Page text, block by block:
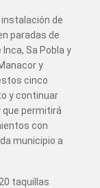
de
paradas de
Sa Pobla y
y
cinco
y continuar
que permitirá
con
municipio a
taquillas